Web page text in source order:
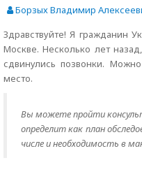
Борзых Владимир
Здравствуйте! Я гражданин
Москве. Несколько лет
сдвинулись позвонки.
место.
Вы можете пройти
определит как план
числе и необходимость в